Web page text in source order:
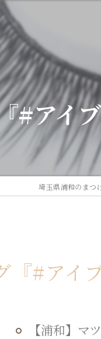
#アイ
埼玉県浦和のま
『#アイ
【浦和】